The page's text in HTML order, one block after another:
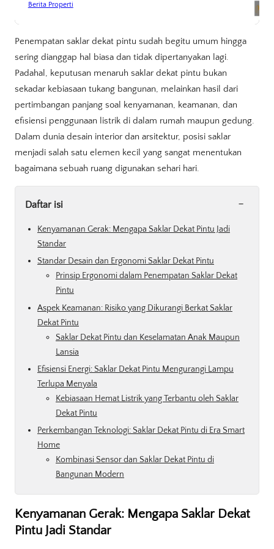
Berita Properti
Penempatan saklar dekat pintu sudah begitu umum hingga
sering dianggap hal biasa dan tidak dipertanyakan lagi.
Padahal, keputusan menaruh saklar dekat pintu bukan
sekadar kebiasaan tukang bangunan, melainkan hasil dari
pertimbangan panjang soal kenyamanan, keamanan, dan
efisiensi penggunaan listrik di dalam rumah maupun gedung.
Dalam dunia desain interior dan arsitektur, posisi saklar
menjadi salah satu elemen kecil yang sangat menentukan
bagaimana sebuah ruang digunakan sehari hari.
Daftar isi -
Kenyamanan Gerak: Mengapa Saklar Dekat Pintu Jadi
Standar
Standar Desain dan Ergonomi Saklar Dekat Pintu
Prinsip Ergonomi dalam Penempatan Saklar Dekat
Pintu
Aspek Keamanan: Risiko yang Dikurangi Berkat Saklar
Dekat Pintu
Saklar Dekat Pintu dan Keselamatan Anak Maupun
Lansia
Efisiensi Energi: Saklar Dekat Pintu Mengurangi Lampu
Terlupa Menyala
Kebiasaan Hemat Listrik yang Terbantu oleh Saklar
Dekat Pintu
Perkembangan Teknologi: Saklar Dekat Pintu di Era Smart
Home
Kombinasi Sensor dan Saklar Dekat Pintu di
Bangunan Modern
Kenyamanan Gerak: Mengapa Saklar Dekat
Pintu Jadi Standar